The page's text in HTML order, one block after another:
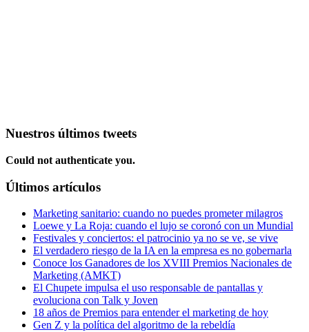
Nuestros últimos tweets
Could not authenticate you.
Últimos artículos
Marketing sanitario: cuando no puedes prometer milagros
Loewe y La Roja: cuando el lujo se coronó con un Mundial
Festivales y conciertos: el patrocinio ya no se ve, se vive
El verdadero riesgo de la IA en la empresa es no gobernarla
Conoce los Ganadores de los XVIII Premios Nacionales de
Marketing (AMKT)
El Chupete impulsa el uso responsable de pantallas y
evoluciona con Talk y Joven
18 años de Premios para entender el marketing de hoy
Gen Z y la política del algoritmo de la rebeldía